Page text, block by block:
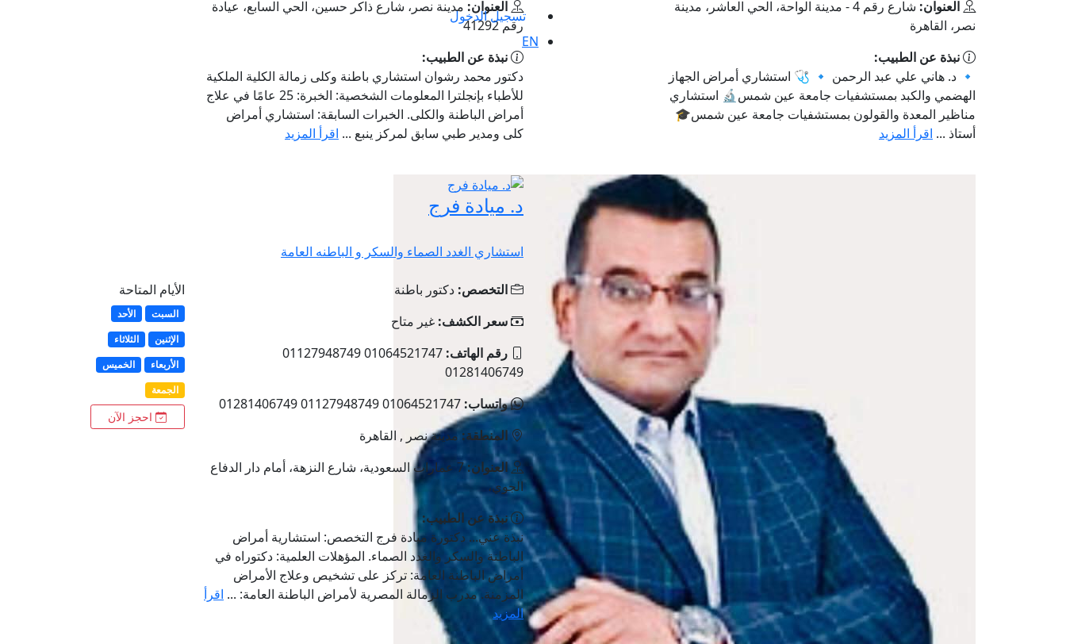
تسجيل الدخول
EN
العنوان:
شارع رقم 4 - مدينة الواحة، الحي العاشر، مدينة
نصر، القاهرة
نبذة عن الطبيب:
🔹 د. هاني علي عبد الرحمن 🔹 🩺 استشاري أمراض الجهاز
الهضمي والكبد بمستشفيات جامعة عين شمس🔬 استشاري
مناظير المعدة والقولون بمستشفيات جامعة عين شمس🎓
أستاذ ... اقرأ المزيد
العنوان: مدينة نصر، شارع ذاكر حسين، الحي السابع، عيادة
رقم 41292
نبذة عن الطبيب:
دكتور محمد رشوان استشاري باطنة وكلى زمالة الكلية الملكية
للأطباء بإنجلترا المعلومات الشخصية: الخبرة: 25 عامًا في علاج
أمراض الباطنة والكلى. الخبرات السابقة: استشاري أمراض
كلى ومدير طبي سابق لمركز ينبع ... اقرأ المزيد
د. ميادة فرج
استشاري الغدد الصماء والسكر و الباطنه العامة
التخصص: دكتور باطنة
سعر الكشف: غير متاح
رقم الهاتف:
01064521747 01127948749
01281406749
واتساب: 01064521747 01127948749 01281406749
المنطقة: مدينة نصر , القاهرة
العنوان:
7 عمارات السعودية، شارع النزهة، أمام دار الدفاع
الجوي،
نبذة عن الطبيب:
نبذة عني... دكتورة ميادة فرج التخصص: استشارية أمراض
الباطنة والسكر والغدد الصماء. المؤهلات العلمية: دكتوراه في
أمراض الباطنة العامة: تركز على تشخيص وعلاج الأمراض
المزمنة. مدرب الزمالة المصرية لأمراض الباطنة العامة: ... اقرأ
المزيد
الأيام المتاحة
السبت
الأحد
الإثنين
الثلاثاء
الأربعاء
الخميس
الجمعة
احجز الآن